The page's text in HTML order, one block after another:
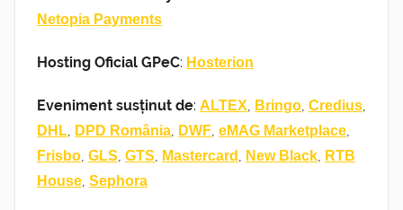
Netopia Payments
Hosting Oficial GPeC: Hosterion
Eveniment susținut de: ALTEX, Bringo, Credius,
DHL, DPD România, DWF, eMAG Marketplace,
Frisbo, GLS, GTS, Mastercard , New Black, RTB
House, Sephora